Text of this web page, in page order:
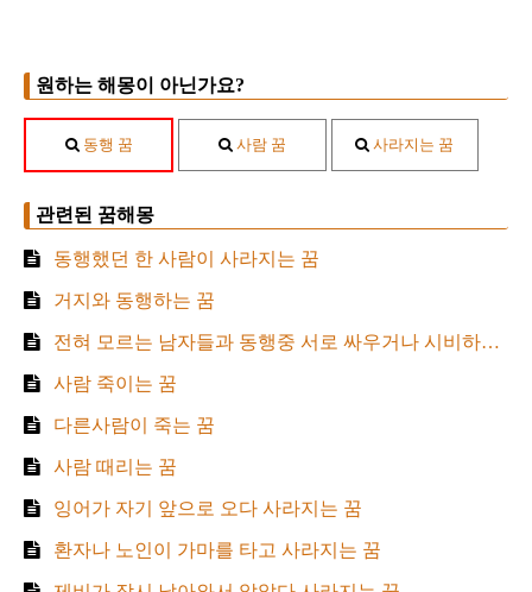
원하는 해몽이 아닌가요?
동행 꿈 사람 꿈 사라지는 꿈
관련된 꿈해몽
동행했던 한 사람이 사라지는 꿈
거지와 동행하는 꿈
전혀 모르는 남자들과 동행중 서로 싸우거나 시비하는 꿈
사람 죽이는 꿈
다른사람이 죽는 꿈
사람 때리는 꿈
잉어가 자기 앞으로 오다 사라지는 꿈
환자나 노인이 가마를 타고 사라지는 꿈